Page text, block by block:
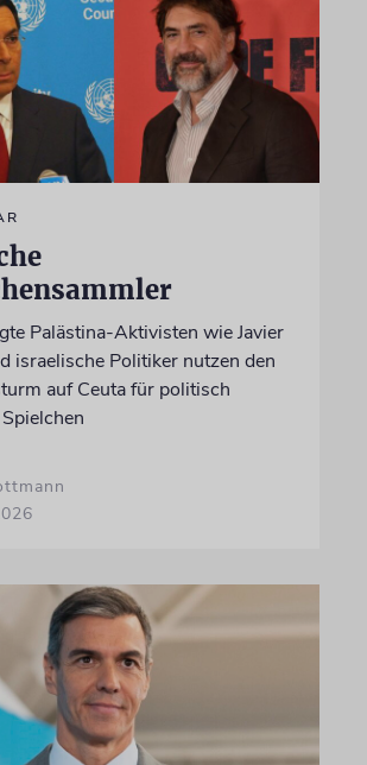
Palästina-Aktivisten wie Javier
israelische Politiker nutzen den
auf Ceuta für politisch